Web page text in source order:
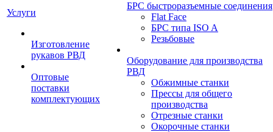
Услуги
Изготовление
рукавов РВД
Оптовые
поставки
комплектующих
БРС быстроразъемные соединения
Flat Face
БРС типа ISO A
Резьбовые
Оборудование для производства
РВД
Обжимные станки
Прессы для общего
производства
Отрезные станки
Окорочные станки